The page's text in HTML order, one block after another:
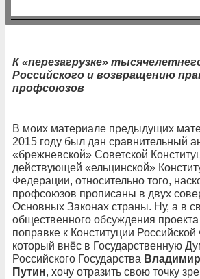
К «перезагрузке»
Российского и возвращению
профсоюзов
В моих материале предыдущих
2015 году был дан сравнительный
«брежневской» Советской
действующей «ельцинской»
Федерации, относительно того,
профсоюзов прописаны в двух
Основных Законах страны. Ну, а в
общественного обсуждения проекта
поправке к Конституции
который внёс в Государственную
Российского Государства
Путин, хочу отразить свою точку